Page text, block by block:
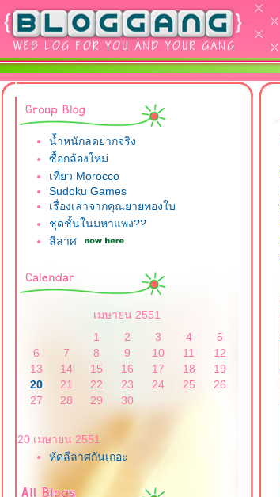
น้ำหนักลดยากจริง
ซื้อกล้องใหม่
เที่ยว Morocco
Sudoku Games
เรื่องเล่าจากคุณยายทองใบ
ชุดชั้นในมหาแพง??
ลีลาศ
เมษายน 2551
1
2 3 4
5
6
7 8 9 10 11
12
13
14 15 16 17 18
19
20
21 22 23 24 25
26
27
28 29 30
20 เมษายน 2551
หัดลีลาศกันเถอะ